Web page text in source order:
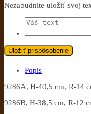
Nezabudnite uložiť svoj
Uložiť prispôsobenie
Popis
9286A, H-40,5 cm, R-14
9286B, H-38,5 cm, R-12